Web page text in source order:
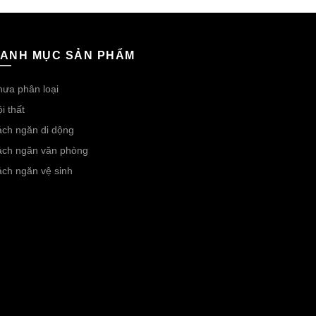
MỤC SẢN PHẨM
phân loại
thất
ngăn di dộng
ngăn văn phòng
ngăn vệ sinh